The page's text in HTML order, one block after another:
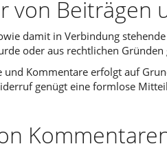
von Beiträgen
damit in Verbindung
oder aus rechtlichen
und Kommentare erfolgt auf
genügt eine formlose